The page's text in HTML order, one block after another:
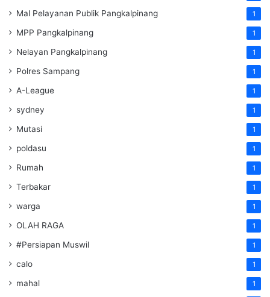
Mal Pelayanan Publik Pangkalpinang 1
MPP Pangkalpinang 1
Nelayan Pangkalpinang 1
Polres Sampang 1
A-League 1
sydney 1
Mutasi 1
poldasu 1
Rumah 1
Terbakar 1
warga 1
OLAH RAGA 1
#Persiapan Muswil 1
calo 1
mahal 1